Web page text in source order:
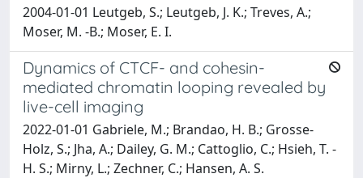
2004-01-01 Leutgeb, S.; Leutgeb, J. K.; Treves, A.;
Moser, M. -B.; Moser, E. I.
Dynamics of CTCF- and cohesin-
mediated chromatin looping revealed by
live-cell imaging
2022-01-01 Gabriele, M.; Brandao, H. B.; Grosse-
Holz, S.; Jha, A.; Dailey, G. M.; Cattoglio, C.; Hsieh, T. -
H. S.; Mirny, L.; Zechner, C.; Hansen, A. S.